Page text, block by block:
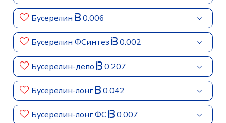
Бусерелин 0.006
Бусерелин ФСинтез 0.002
Бусерелин-депо 0.207
Бусерелин-лонг 0.042
Бусерелин-лонг ФС 0.007